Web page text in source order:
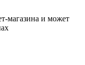
магазина и может